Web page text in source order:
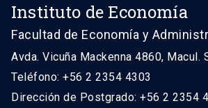
Instituto de Economía
Facultad de Economía y
Avda. Vicuña Mackenna 4860, Macul.
Teléfono: +56 2 2354 4303
Dirección de Postgrado: +56 2 2354